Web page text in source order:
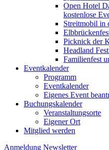
Open Hotel
kostenlose
Streitmobil in
Picknick der
Headland
Familienfest
Eventkalender
Programm
Eventkalender
Eigenes Event
Buchungskalender
Veranstaltungsorte
Eigener Ort
Mitglied werden
Anmeldung Newsletter